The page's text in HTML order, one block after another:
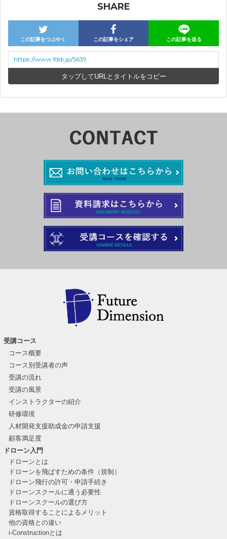
SHARE
この記事をつぶやく この記事をシェア この記事を送る
https://www.fddi.jp/5639
URLとタイトルをコピー
受講コース
コース概要
コース別受講者の声
受講の流れ
受講の風景
インストラクターの紹介
研修環境
人材開発支援助成金の申請支援
顧客満足度
ドローン入門
ドローンとは
ドローンを飛ばすための条件（規制）
ドローン飛行の許可・申請手続き
ドローンスクールに通う必要性
ドローンスクールの選び方
資格取得することによるメリット
他の資格との違い
i-Constructionとは